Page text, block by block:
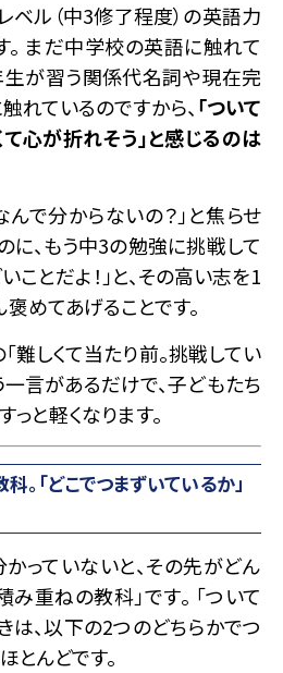
ベル（中3修了程度）の英語力
まだ中学校の英語に触れて
生が習う関係代名詞や現在完
れているのですから、「ついて
て心が折れそう」と感じるのは
んで分からないの？」と焦らせ
に、もう中3の勉強に挑戦して
とだよ！」と、その高い志を1
めてあげることです。
難しくて当たり前。挑戦してい
一言があるだけで、子どもたち
と軽くなります。
「どこでつまずいているか」
っていないと、その先がどん
み重ねの教科」です。 「ついて
は、以下の2つのどちらかでつ
とんどです。